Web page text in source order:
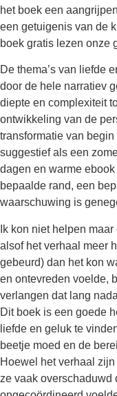
het boek een
een getuigenis van de
boek gratis lezen onze
De thema’s van liefde
door de hele narratiev
diepte en complexiteit
ontwikkeling van de
transformatie van
suggestief als een
dagen en warme
bepaalde rand, een
waarschuwing is
Ik kon niet helpen
alsof het verhaal meer
gebeurd) dan het kon
en ontevreden voelde,
verlangen dat lang
Dit boek is een goede
liefde en geluk te
beetje moed en de
Hoewel het verhaal
ze vaak overschaduwd